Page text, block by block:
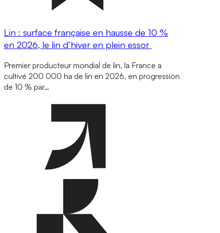
Lin : surface française en hausse de 10 %
en 2026, le lin d’hiver en plein essor
Premier producteur mondial de lin, la France a
cultivé 200 000 ha de lin en 2026, en progression
de 10 % par…